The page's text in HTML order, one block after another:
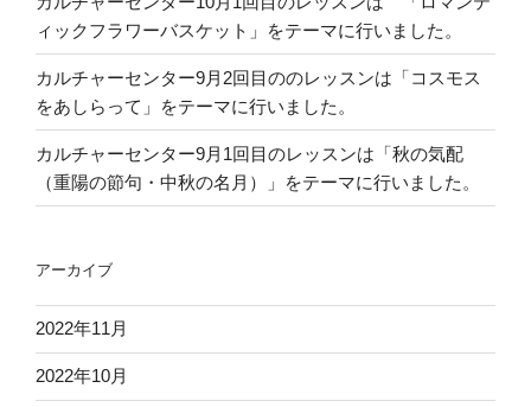
ィックフラワーバスケット」をテーマに行いました。
カルチャーセンター9月2回目ののレッスンは「コスモス
をあしらって」をテーマに行いました。
カルチャーセンター9月1回目のレッスンは「秋の気配
（重陽の節句・中秋の名月）」をテーマに行いました。
アーカイブ
2022年11月
2022年10月